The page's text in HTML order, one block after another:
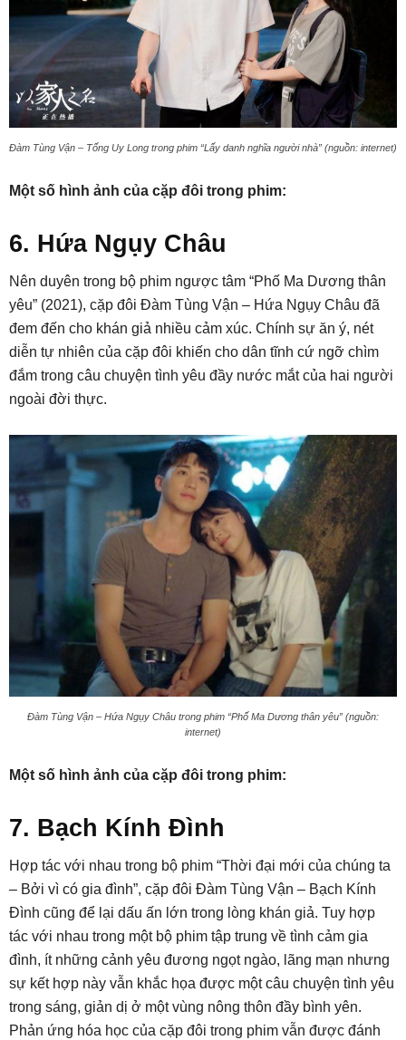
Đàm Tùng Vận – Tống Uy Long trong phim “Lấy danh nghĩa người nhà” (nguồn: internet)
Một số hình ảnh của cặp đôi trong phim:
6. Hứa Ngụy Châu
Nên duyên trong bộ phim ngược tâm “Phố Ma Dương thân
yêu” (2021), cặp đôi Đàm Tùng Vận – Hứa Ngụy Châu đã
đem đến cho khán giả nhiều cảm xúc. Chính sự ăn ý, nét
diễn tự nhiên của cặp đôi khiến cho dân tĩnh cứ ngỡ chìm
đắm trong câu chuyện tình yêu đầy nước mắt của hai người
ngoài đời thực.
Đàm Tùng Vận – Hứa Ngụy Châu trong phim “Phố Ma Dương thân yêu” (nguồn:
internet)
Một số hình ảnh của cặp đôi trong phim:
7. Bạch Kính Đình
Hợp tác với nhau trong bộ phim “Thời đại mới của chúng ta
– Bởi vì có gia đình”, cặp đôi Đàm Tùng Vận – Bạch Kính
Đình cũng để lại dấu ấn lớn trong lòng khán giả. Tuy hợp
tác với nhau trong một bộ phim tập trung về tình cảm gia
đình, ít những cảnh yêu đương ngọt ngào, lãng mạn nhưng
sự kết hợp này vẫn khắc họa được một câu chuyện tình yêu
trong sáng, giản dị ở một vùng nông thôn đầy bình yên.
Phản ứng hóa học của cặp đôi trong phim vẫn được đánh